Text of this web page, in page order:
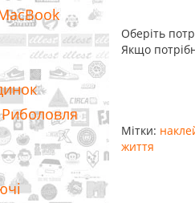
Оберіть
Якщо
Мітки:
життя